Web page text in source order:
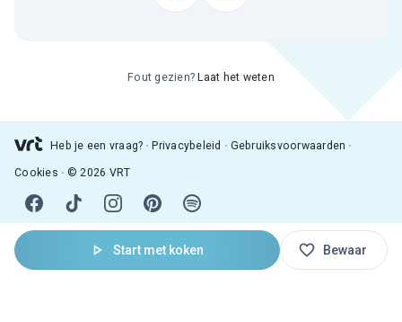
Start met koken Bewaar
Fout gezien? Laat het weten
Heb je een vraag? Privacybeleid Gebruiksvoorwaarden
Cookies © 2026 VRT